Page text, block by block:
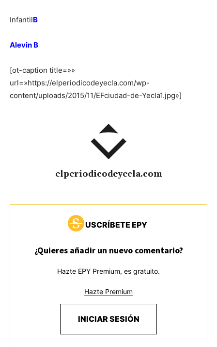
InfantilB
Alevin B
[ot-caption title=»»
url=»https://elperiodicodeyecla.com/wp-
content/uploads/2015/11/EFciudad-de-Yecla1.jpg»]
elperiodicodeyecla.com
USCRÍBETE EPY
¿Quieres añadir un nuevo comentario?
Hazte EPY Premium, es gratuito.
Hazte Premium
INICIAR SESIÓN